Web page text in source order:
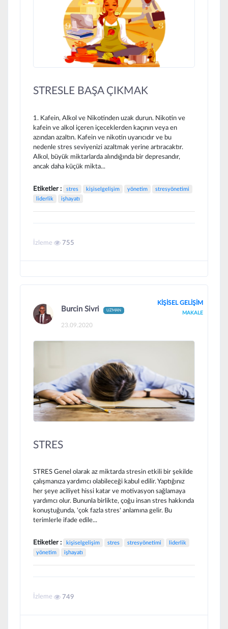
STRESLE BAŞA ÇIKMAK
1. Kafein, Alkol ve Nikotinden uzak durun. Nikotin ve
kafein ve alkol içeren içeceklerden kaçının veya en
azından azaltın. Kafein ve nikotin uyarıcıdır ve bu
nedenle stres seviyenizi azaltmak yerine artıracaktır.
Alkol, büyük miktarlarda alındığında bir depresandır,
ancak daha küçük mikta...
Etiketler : stres kişiselgelişim yönetim
stresyönetimi
liderlik
işhayatı
İzleme 755
Burcin Sivri UZMAN
23.09.2020
KİŞİSEL GELİŞİM
MAKALE
STRES
STRES Genel olarak az miktarda stresin etkili bir şekilde
çalışmanıza yardımcı olabileceği kabul edilir. Yaptığınız
her şeye aciliyet hissi katar ve motivasyon sağlamaya
yardımcı olur. Bununla birlikte, çoğu insan stres hakkında
konuştuğunda, 'çok fazla stres' anlamına gelir. Bu
terimlerle ifade edile...
Etiketler : kişiselgelişim stres stresyönetimi
liderlik
yönetim
işhayatı
İzleme 749